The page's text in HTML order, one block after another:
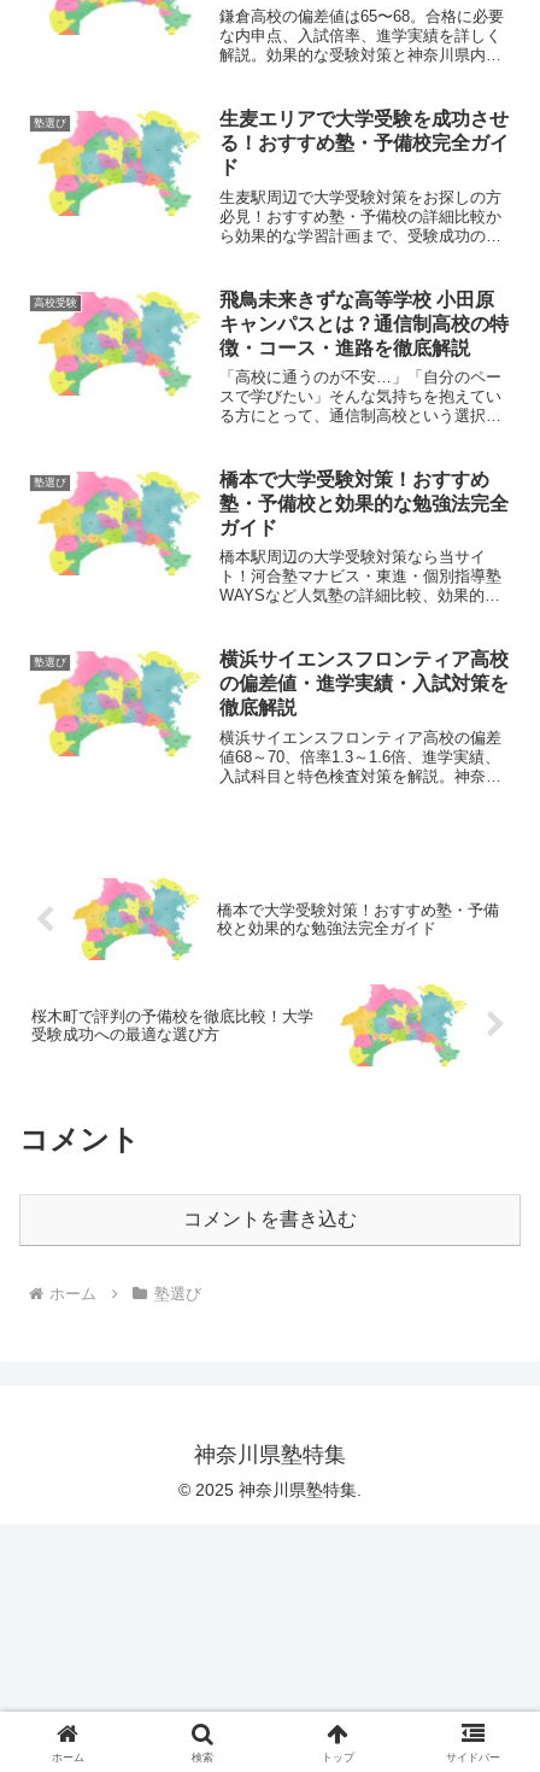
鎌倉高校の偏差値は65〜68。合格に必要
な内申点、入試倍率、進学実績を詳しく
解説。効果的な受験対策と神奈川県内の
塾選び
生麦エリアで大学受験を成功させ
る！おすすめ塾・予備校完全ガイ
ド
生麦駅周辺で大学受験対策をお探しの方
必見！おすすめ塾・予備校の詳細比較か
ら効果的な学習計画まで、受験成功のた
高校受験
飛鳥未来きずな高等学校 小田原
キャンパスとは？通信制高校の特
徴・コース・進路を徹底解説
「高校に通うのが不安…」「自分のペー
スで学びたい」そんな気持ちを抱えてい
る方にとって、通信制高校という選択肢
原キャンパスは、一人ひとりの個性を大
切にしながら、確実に卒...
塾選び
橋本で大学受験対策！おすすめ
塾・予備校と効果的な勉強法完全
ガイド
橋本駅周辺の大学受験対策なら当サイ
ト！河合塾マナビス・東進・個別指導塾
WAYSなど人気塾の詳細比較、効果的な
塾選び
横浜サイエンスフロンティア高校
の偏差値・進学実績・入試対策を
徹底解説
横浜サイエンスフロンティア高校の偏差
値68～70、倍率1.3～1.6倍、進学実績、
入試科目と特色検査対策を解説。神奈川
橋本で大学受験対策！おすすめ塾・予備
校と効果的な勉強法完全ガイド
桜木町で評判の予備校を徹底比較！大学
受験成功への最適な選び方
コメント
コメントを書き込む
ホーム 塾選び
神奈川県塾特集
© 2025 神奈川県塾特集.
ホーム 検索 トップ サイドバー